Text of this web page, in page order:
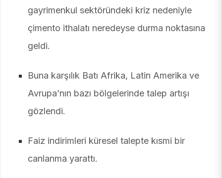
gayrimenkul sektöründeki kriz nedeniyle
çimento ithalatı neredeyse durma noktasına
geldi.
Buna karşılık Batı Afrika, Latin Amerika ve
Avrupa’nın bazı bölgelerinde talep artışı
gözlendi.
Faiz indirimleri küresel talepte kısmi bir
canlanma yarattı.